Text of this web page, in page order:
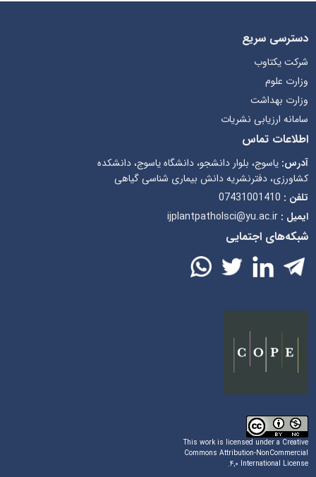
دسترسی سریع
شرکت یکتاوب
وزارت علوم
وزارت بهداشت
سامانه ارزیابی نشریات
اطلاعات تماس
آدرس:یاسوج، بلوار دانشجو، دانشگاه یاسوج، دانشکده
کشاورزی، دفترنشریه دانش بیماری شناسی گیاهی
تلفن : 07431001410
ایمیل : ijplantpatholsci@yu.ac.ir
شبکه‌های اجتمایی
This work is licensed under aCreative
Commons Attribution-NonCommercial
۴,۰ International License.